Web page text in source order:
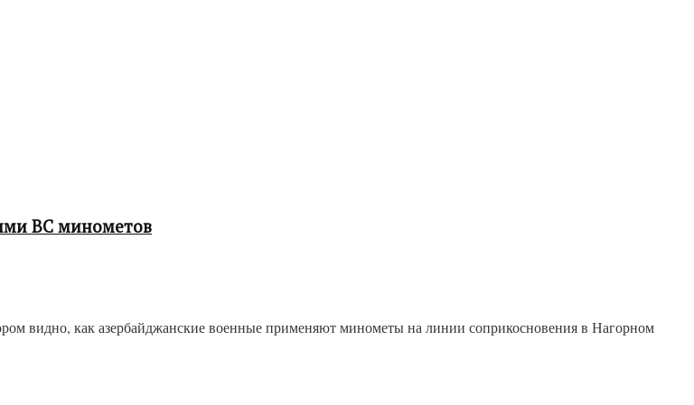
ВС минометов
видно, как азербайджанские военные применяют минометы на линии соприкосновения в Нагорном